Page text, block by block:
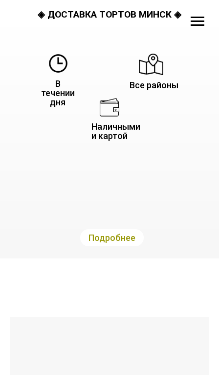
◈ ДОСТАВКА ТОРТОВ МИНСК ◈
В
течении
дня
Все районы
Наличными
и картой
Подробнее